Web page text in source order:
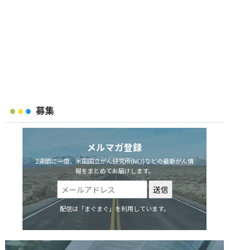
募集
メルマガ登録
2週間に一度、米国国立がん研究所(NCI)などの最新がん情
報をまとめてお届けします。
配信は「まぐまぐ」を利用しています。